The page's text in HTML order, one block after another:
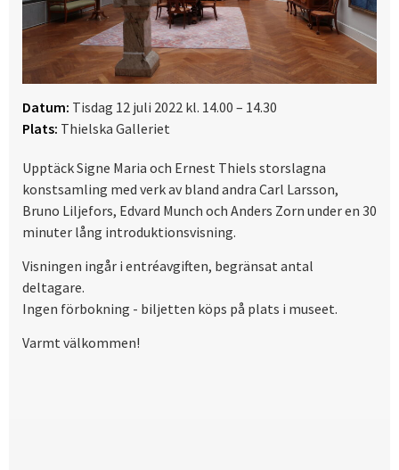
Datum: Tisdag 12 juli 2022 kl. 14.00 – 14.30
Plats: Thielska Galleriet
Upptäck Signe Maria och Ernest Thiels storslagna
konstsamling med verk av bland andra Carl Larsson,
Bruno Liljefors, Edvard Munch och Anders Zorn under en 30
minuter lång introduktionsvisning.
Visningen ingår i entréavgiften, begränsat antal
deltagare.
Ingen förbokning - biljetten köps på plats i museet.
Varmt välkommen!